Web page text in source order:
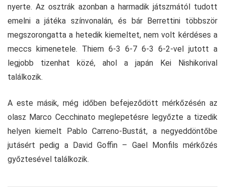
nyerte. Az osztrák azonban a harmadik játszmától tudott
emelni a játéka színvonalán, és bár Berrettini többször
megszorongatta a hetedik kiemeltet, nem volt kérdéses a
meccs kimenetele. Thiem 6-3 6-7 6-3 6-2-vel jutott a
legjobb tizenhat közé, ahol a japán Kei Nishikorival
találkozik.
A este másik, még időben befejeződött mérkőzésén az
olasz Marco Cecchinato meglepetésre legyőzte a tizedik
helyen kiemelt Pablo Carreno-Bustát, a negyeddöntőbe
jutásért pedig a David Goffin – Gael Monfils mérkőzés
győztesével találkozik.